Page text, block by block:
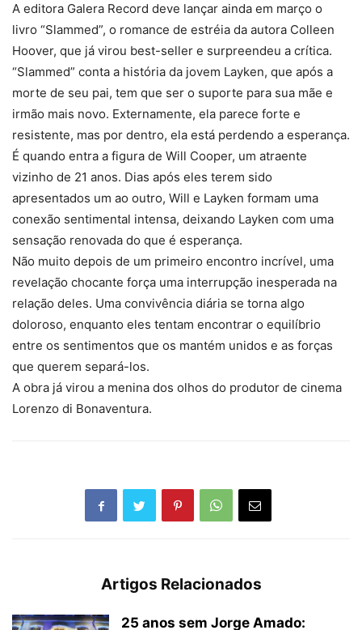
A editora Galera Record deve lançar ainda em março o
livro “Slammed”, o romance de estréia da autora Colleen
Hoover, que já virou best-seller e surpreendeu a crítica.
“Slammed” conta a história da jovem Layken, que após a
morte de seu pai, tem que ser o suporte para sua mãe e
irmão mais novo. Externamente, ela parece forte e
resistente, mas por dentro, ela está perdendo a esperança.
É quando entra a figura de Will Cooper, um atraente
vizinho de 21 anos. Dias após eles terem sido
apresentados um ao outro, Will e Layken formam uma
conexão sentimental intensa, deixando Layken com uma
sensação renovada do que é esperança.
Não muito depois de um primeiro encontro incrível, uma
revelação chocante força uma interrupção inesperada na
relação deles. Uma convivência diária se torna algo
doloroso, enquanto eles tentam encontrar o equilíbrio
entre os sentimentos que os mantém unidos e as forças
que querem separá-los.
A obra já virou a menina dos olhos do produtor de cinema
Lorenzo di Bonaventura.
Artigos Relacionados
25 anos sem Jorge Amado: